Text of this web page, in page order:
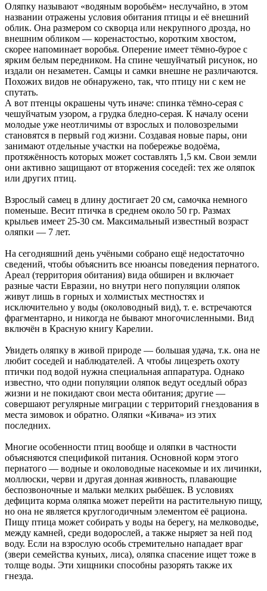
Оляпку называют «водяным воробьём» неслучайно, в этом
названии отражены условия обитания птицы и её внешний
облик. Она размером со скворца или некрупного дрозда, но
внешним обликом — коренастостью, коротким хвостом,
скорее напоминает воробья. Оперение имеет тёмно-бурое с
ярким белым передником. На спине чешуйчатый рисунок, но
издали он незаметен. Самцы и самки внешне не различаются.
Похожих видов не обнаружено, так, что птицу ни с кем не
спутать.
А вот птенцы окрашены чуть иначе: спинка тёмно-серая с
чешуйчатым узором, а грудка бледно-серая. К началу осени
молодые уже неотличимы от взрослых и половозрелыми
становятся в первый год жизни. Создавая новые пары, они
занимают отдельные участки на побережье водоёма,
протяжённость которых может составлять 1,5 км. Свои земли
они активно защищают от вторжения соседей: тех же оляпок
или других птиц.
Взрослый самец в длину достигает 20 см, самочка немного
поменьше. Весит птичка в среднем около 50 гр. Размах
крыльев имеет 25-30 см. Максимальный известный возраст
оляпки — 7 лет.
На сегодняшний день учёными собрано ещё недостаточно
сведений, чтобы объяснить все нюансы поведения пернатого.
Ареал (территория обитания) вида обширен и включает
разные части Евразии, но внутри него популяции оляпок
живут лишь в горных и холмистых местностях и
исключительно у воды (околоводный вид), т. е. встречаются
фрагментарно, и никогда не бывают многочисленными. Вид
включён в Красную книгу Карелии.
Увидеть оляпку в живой природе — большая удача, т.к. она не
любит соседей и наблюдателей. А чтобы лицезреть охоту
птички под водой нужна специальная аппаратура. Однако
известно, что одни популяции оляпок ведут оседлый образ
жизни и не покидают свои места обитания; другие —
совершают регулярные миграции с территорий гнездования в
места зимовок и обратно. Оляпки «Кивача» из этих
последних.
Многие особенности птиц вообще и оляпки в частности
объясняются спецификой питания. Основной корм этого
пернатого — водные и околоводные насекомые и их личинки,
моллюски, черви и другая донная живность, плавающие
беспозвоночные и мальки мелких рыбёшек. В условиях
дефицита корма оляпка может перейти на растительную пищу,
но она не является круглогодичным элементом её рациона.
Пищу птица может собирать у воды на берегу, на мелководье,
между камней, среди водорослей, а также ныряет за ней под
воду. Если на взрослую особь стремительно нападает враг
(звери семейства куньих, лиса), оляпка спасение ищет тоже в
толще воды. Эти хищники способны разорять также их
гнезда.